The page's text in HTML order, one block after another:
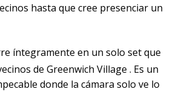
hasta que cree presenciar un
íntegramente en un solo set que
de Greenwich Village . Es un
donde la cámara solo ve lo